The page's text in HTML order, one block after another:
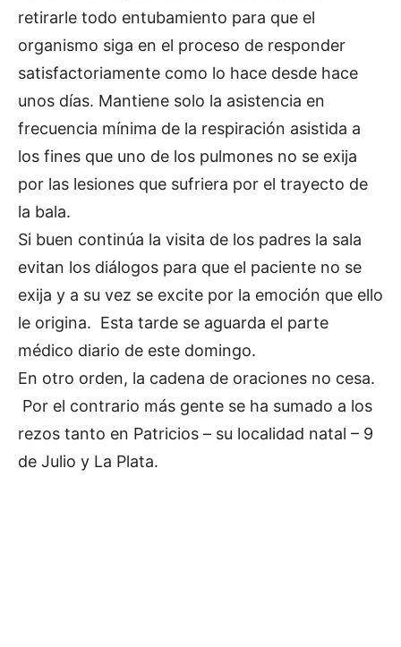
retirarle todo entubamiento para que el
organismo siga en el proceso de responder
satisfactoriamente como lo hace desde hace
unos días. Mantiene solo la asistencia en
frecuencia mínima de la respiración asistida a
los fines que uno de los pulmones no se exija
por las lesiones que sufriera por el trayecto de
la bala.
Si buen continúa la visita de los padres la sala
evitan los diálogos para que el paciente no se
exija y a su vez se excite por la emoción que ello
le origina. Esta tarde se aguarda el parte
médico diario de este domingo.
En otro orden, la cadena de oraciones no cesa.
Por el contrario más gente se ha sumado a los
rezos tanto en Patricios – su localidad natal – 9
de Julio y La Plata.